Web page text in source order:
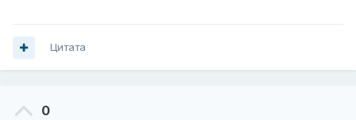
Цитата
0